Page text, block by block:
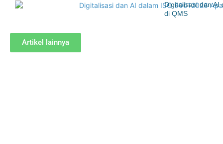
Digitalisasi dan AI
di QMS
Artikel lainnya